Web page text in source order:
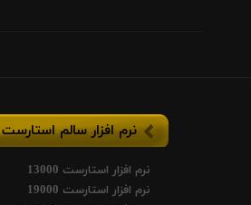
نرم افزار سالم استارست
نرم افزار استارست 13000
نرم افزار استارست 19000